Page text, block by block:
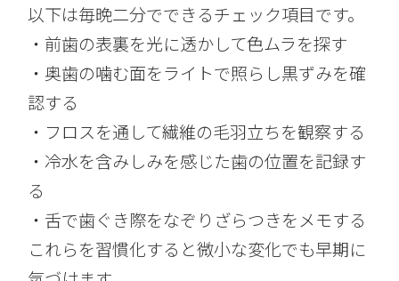
以下は毎晩二分でできるチェック項目です。
・前歯の表裏を光に透かして色ムラを探す
・奥歯の噛む面をライトで照らし黒ずみを確
認する
・フロスを通して繊維の毛羽立ちを観察する
・冷水を含みしみを感じた歯の位置を記録す
る
・舌で歯ぐき際をなぞりざらつきをメモする
これらを習慣化すると微小な変化でも早期に